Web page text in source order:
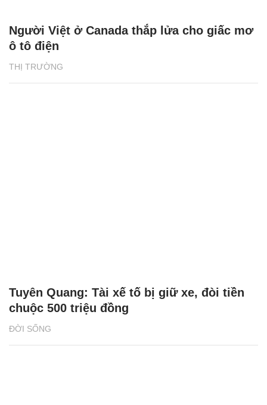
THỊ TRƯỜNG
Người Việt ở Canada thắp lửa cho giấc mơ
ô tô điện
ĐỜI SỐNG
Tuyên Quang: Tài xế tố bị giữ xe, đòi tiền
chuộc 500 triệu đồng